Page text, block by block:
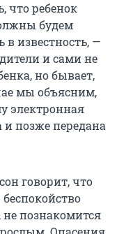
что ребенок
будем
в известность, —
и сами не
но бывает,
мы объясним,
электронная
и позже передана
говорит, что
беспокойство
не познакомится